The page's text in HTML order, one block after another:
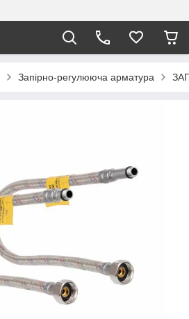
Запірно-регулююча арматура